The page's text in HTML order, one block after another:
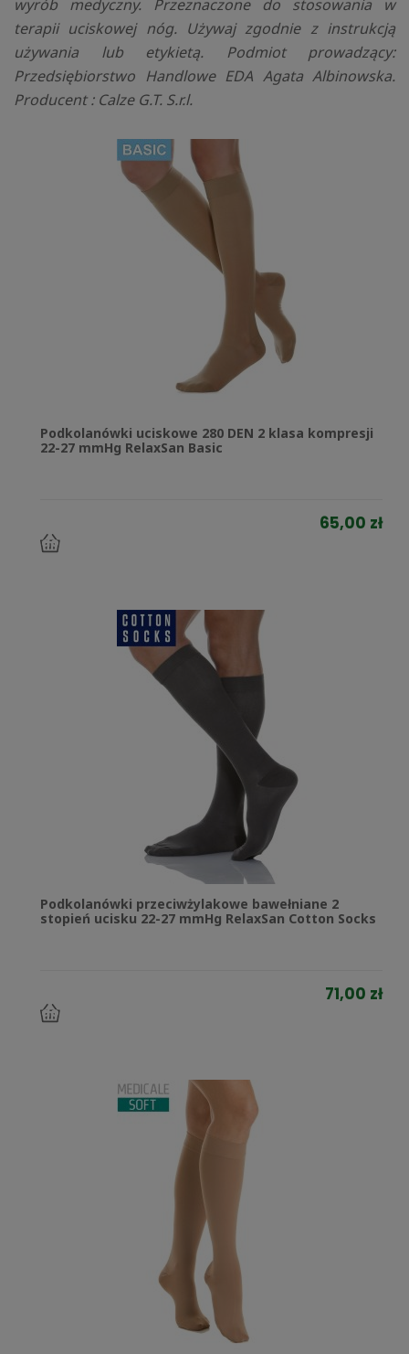
wyrób medyczny. Przeznaczone do stosowania w
terapii uciskowej nóg. Używaj zgodnie z instrukcją
używania lub etykietą. Podmiot prowadzący:
Przedsiębiorstwo Handlowe EDA Agata Albinowska.
Producent : Calze G.T. S.r.l.
Podkolanówki uciskowe 280 DEN 2 klasa kompresji
22-27 mmHg RelaxSan Basic
65,00 zł
do
koszyka
Podkolanówki przeciwżylakowe bawełniane 2
stopień ucisku 22-27 mmHg RelaxSan Cotton Socks
71,00 zł
do
koszyka